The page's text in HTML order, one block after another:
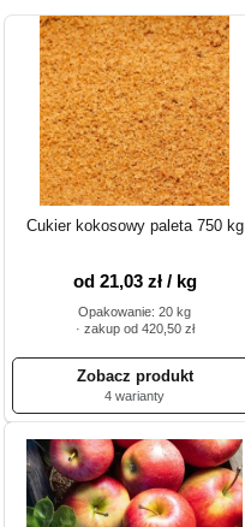
Cukier kokosowy paleta 750 kg
od 21,03 zł / kg
Opakowanie: 20 kg
· zakup od 420,50 zł
4 warianty